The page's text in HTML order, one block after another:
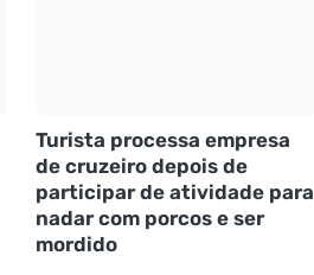
Turista processa empresa
de cruzeiro depois de
participar de atividade para
nadar com porcos e ser
mordido